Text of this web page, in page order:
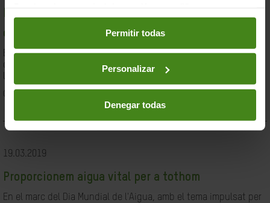
preferencias accediendo a nuestraPolítica de Cookieso
en los botones facilitados a continuación:
Permitir todas
Personalizar
Denegar todas
desigualtat a Espanya
En el marc de la lluita contra la desigualtat, Oxfam Intermón ha
desenvolupat una eina d'anàlisi estructural de les causes de
la...
Ciutadania- Governabilitat i Drets Humans
19.03.2019
Proporcionem aigua vital per a tothom
En el marc del Dia Mundial de l'Aigua, amb el tema impulsat per